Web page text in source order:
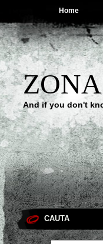
Home
And if you don't
CAUTA